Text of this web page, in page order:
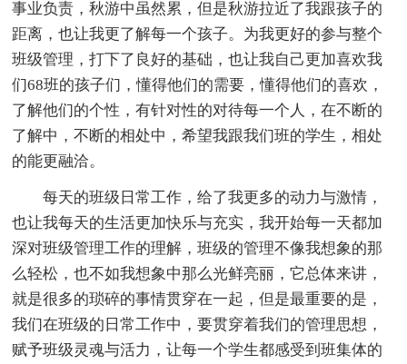
事业负责，秋游中虽然累，但是秋游拉近了我跟孩子的
距离，也让我更了解每一个孩子。为我更好的参与整个
班级管理，打下了良好的基础，也让我自己更加喜欢我
们68班的孩子们，懂得他们的需要，懂得他们的喜欢，
了解他们的个性，有针对性的对待每一个人，在不断的
了解中，不断的相处中，希望我跟我们班的学生，相处
的能更融洽。
每天的班级日常工作，给了我更多的动力与激情，
也让我每天的生活更加快乐与充实，我开始每一天都加
深对班级管理工作的理解，班级的管理不像我想象的那
么轻松，也不如我想象中那么光鲜亮丽，它总体来讲，
就是很多的琐碎的事情贯穿在一起，但是最重要的是，
我们在班级的日常工作中，要贯穿着我们的管理思想，
赋予班级灵魂与活力，让每一个学生都感受到班集体的